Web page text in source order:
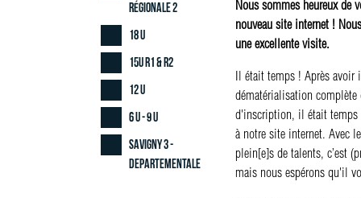
Nous sommes heureux de
nouveau site internet !
une excellente visite.
Il était temps ! Après avoir
dématérialisation complète
d'inscription, il était temps
à notre site internet. Avec
plein[e]s de talents, c’est
mais nous espérons qu'il
Régionale 2
18 U
15U R1 & R2
12 U
6 U - 9 U
Savigny 3 -
Departementale